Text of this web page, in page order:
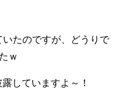
たのですが、どうりで
ｗ
していますよ～！